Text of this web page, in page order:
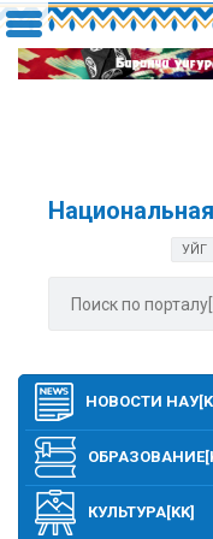
УЙГ
НОВОСТИ
КУЛЬТУРА[KK]